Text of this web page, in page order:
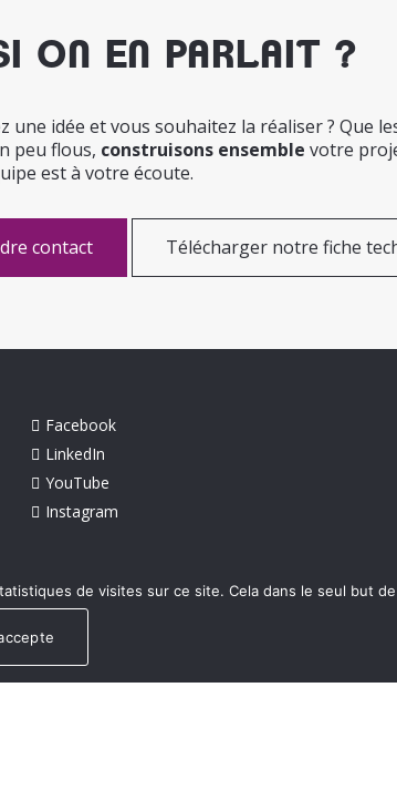
ON EN PARLAIT ?
une idée et vous souhaitez la réaliser ? Que
peu flous, construisons ensemble votre
est à votre écoute.
contact Télécharger notre fiche
Facebook
LinkedIn
YouTube
Instagram
de visites sur ce site. Cela dans le seul but